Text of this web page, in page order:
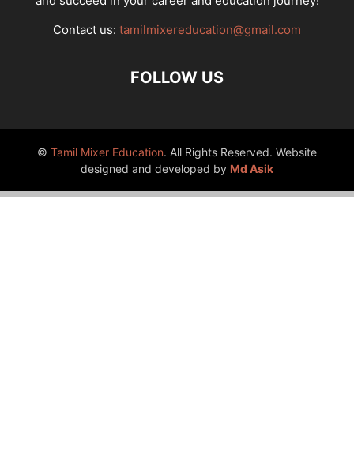
Contact us: tamilmixereducation@gmail.com
FOLLOW US
© Tamil Mixer Education. All Rights Reserved. Website
designed and developed by Md Asik